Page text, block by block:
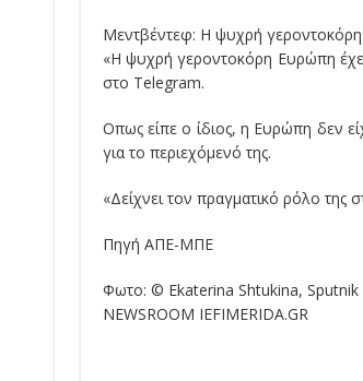
Μεντβέντεφ: Η ψυχρή
«Η ψυχρή γεροντοκόρη Ευρώπη
στο Telegram.
Οπως είπε ο ίδιος, η Ευρώπη δεν
για το περιεχόμενό της.
«Δείχνει τον πραγματικό ρόλο
Πηγή AΠΕ-ΜΠΕ
Φωτο: © Ekaterina Shtukina,
NEWSROOM IEFIMERIDA.GR